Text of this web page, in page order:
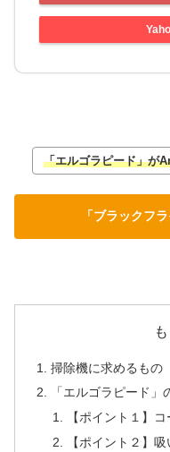
「エルゴラピード」が
「ブラックフ
掃除機に求めるもの
「エルゴラピード」
【ポイント１】
【ポイント２】